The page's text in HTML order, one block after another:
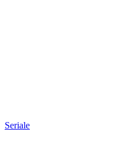
Seriale